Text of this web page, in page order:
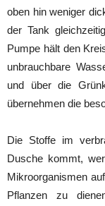
oben hin weniger
der Tank
Pumpe hält den
unbrauchbare
und über die
übernehmen die
Die Stoffe im
Dusche kommt,
Mikroorganismen
Pflanzen zu